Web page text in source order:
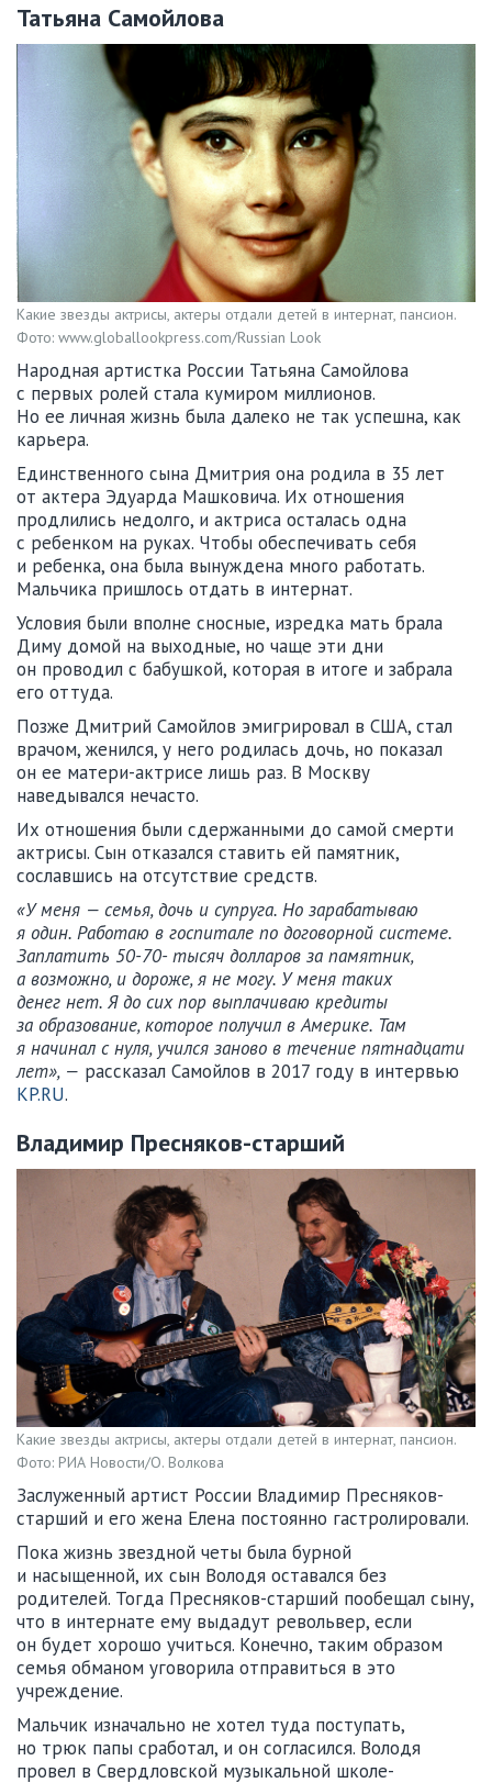
Татьяна Самойлова
Какие звезды актрисы, актеры отдали детей в интернат, пансион.
Фото: www.globallookpress.com/Russian Look
Народная артистка России Татьяна Самойлова
с первых ролей стала кумиром миллионов.
Но ее личная жизнь была далеко не так успешна, как
карьера.
Единственного сына Дмитрия она родила в 35 лет
от актера Эдуарда Машковича. Их отношения
продлились недолго, и актриса осталась одна
с ребенком на руках. Чтобы обеспечивать себя
и ребенка, она была вынуждена много работать.
Мальчика пришлось отдать в интернат.
Условия были вполне сносные, изредка мать брала
Диму домой на выходные, но чаще эти дни
он проводил с бабушкой, которая в итоге и забрала
его оттуда.
Позже Дмитрий Самойлов эмигрировал в США, стал
врачом, женился, у него родилась дочь, но показал
он ее матери-актрисе лишь раз. В Москву
наведывался нечасто.
Их отношения были сдержанными до самой смерти
актрисы. Сын отказался ставить ей памятник,
сославшись на отсутствие средств.
«У меня — семья, дочь и супруга. Но зарабатываю
я один. Работаю в госпитале по договорной системе.
Заплатить 50-70- тысяч долларов за памятник,
а возможно, и дороже, я не могу. У меня таких
денег нет. Я до сих пор выплачиваю кредиты
за образование, которое получил в Америке. Там
я начинал с нуля, учился заново в течение пятнадцати
лет», — рассказал Самойлов в 2017 году в интервью
KP.RU.
Владимир Пресняков-старший
Какие звезды актрисы, актеры отдали детей в интернат, пансион.
Фото: РИА Новости/О. Волкова
Заслуженный артист России Владимир Пресняков-
старший и его жена Елена постоянно гастролировали.
Пока жизнь звездной четы была бурной
и насыщенной, их сын Володя оставался без
родителей. Тогда Пресняков-старший пообещал сыну,
что в интернате ему выдадут револьвер, если
он будет хорошо учиться. Конечно, таким образом
семья обманом уговорила отправиться в это
учреждение.
Мальчик изначально не хотел туда поступать,
но трюк папы сработал, и он согласился. Володя
провел в Свердловской музыкальной школе-